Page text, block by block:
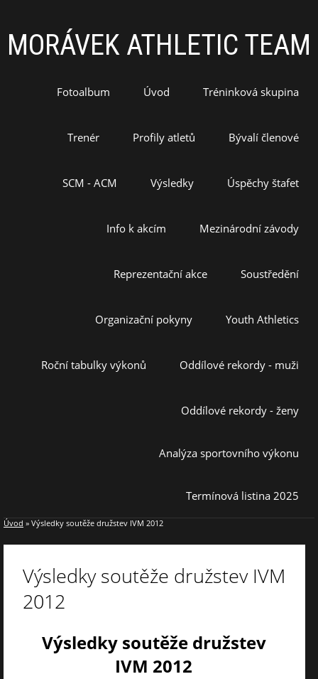
MORÁVEK ATHLETIC TEAM
Fotoalbum Úvod Tréninková skupina
Trenér Profily atletů Bývalí členové
SCM - ACM Výsledky Úspěchy štafet
Info k akcím Mezinárodní závody
Reprezentační akce Soustředění
Organizační pokyny Youth Athletics
Roční tabulky výkonů Oddílové rekordy - muži
Oddílové rekordy - ženy
Analýza sportovního výkonu
Termínová listina 2025
Úvod » Výsledky soutěže družstev IVM 2012
Výsledky soutěže družstev IVM
2012
Výsledky soutěže družstev
IVM 2012